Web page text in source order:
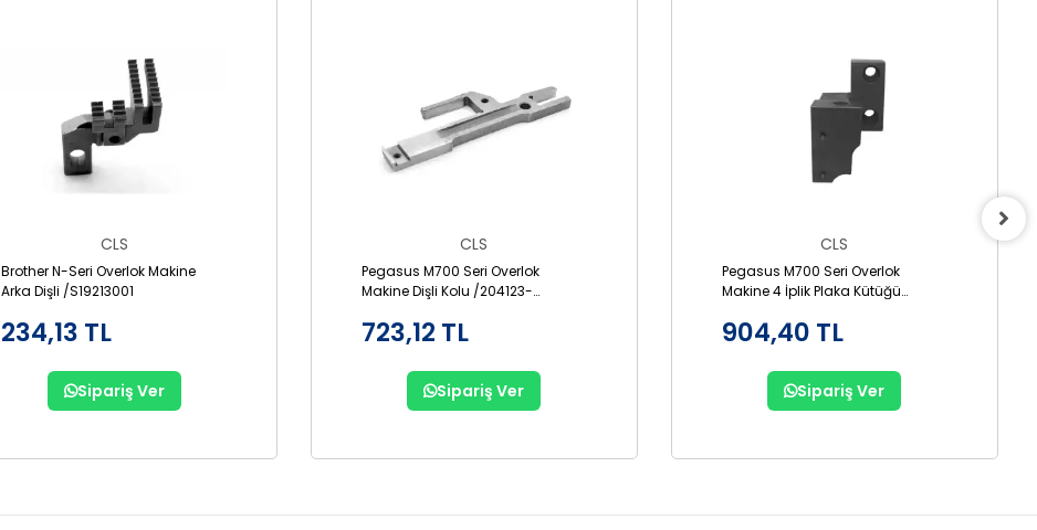
CLS
Brother N-Seri Overlok Makine
Arka Dişli /S19213001
234,13 TL
Sipariş Ver
CLS
Pegasus M700 Seri Overlok
Makine Dişli Kolu /204123-
723,12 TL
Sipariş Ver
CLS
Pegasus M700 Seri Overlok
Makine 4 İplik Plaka Kütüğü
904,40 TL
Sipariş Ver